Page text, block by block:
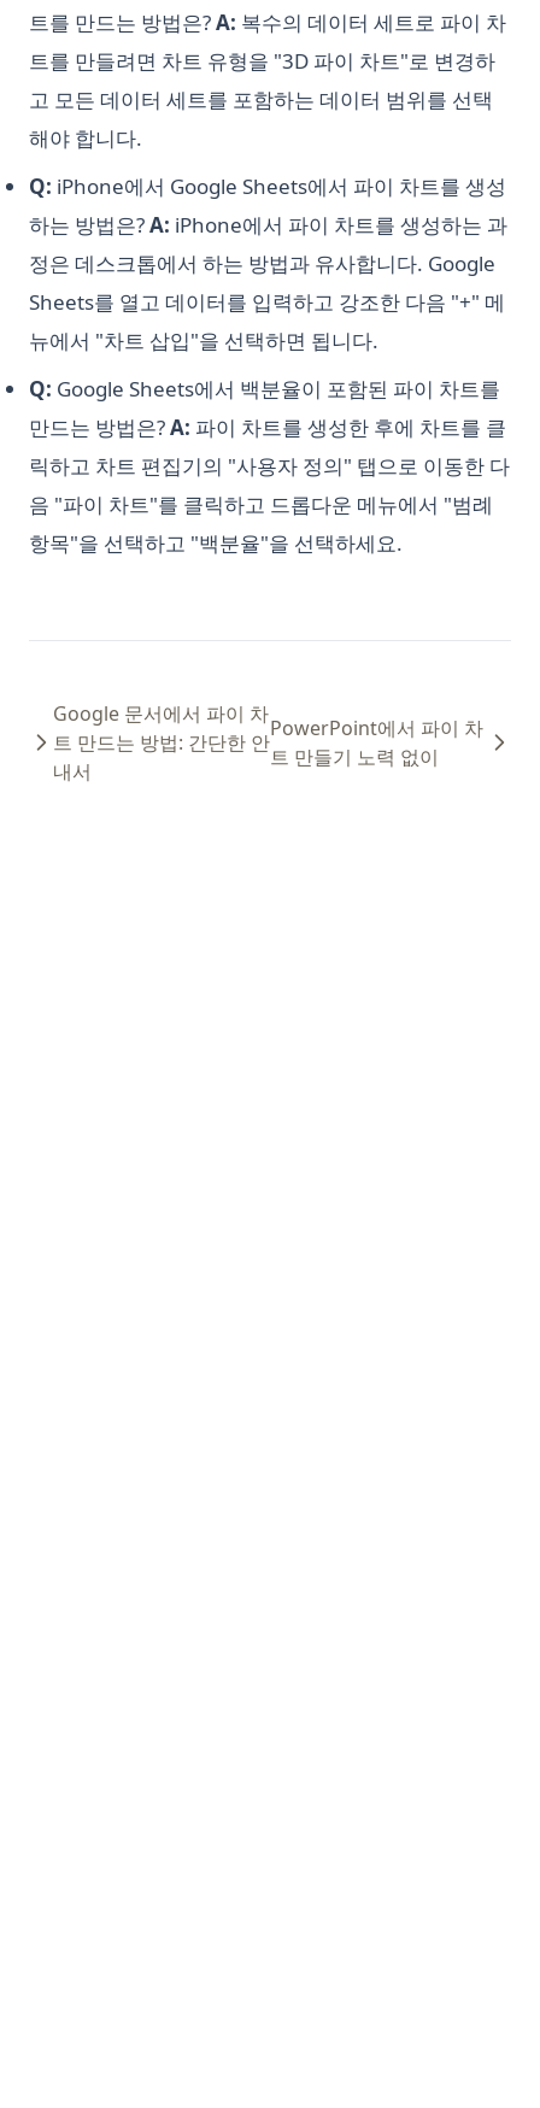
트를 만드는 방법은?A: 복수의 데이터 세트로 파이 차
트를 만들려면 차트 유형을 "3D 파이 차트"로 변경하
고 모든 데이터 세트를 포함하는 데이터 범위를 선택
해야 합니다.
Q: iPhone에서 Google Sheets에서 파이 차트를 생성
하는 방법은?A: iPhone에서 파이 차트를 생성하는 과
정은 데스크톱에서 하는 방법과 유사합니다. Google
Sheets를 열고 데이터를 입력하고 강조한 다음 "+" 메
뉴에서 "차트 삽입"을 선택하면 됩니다.
Q: Google Sheets에서 백분율이 포함된 파이 차트를
만드는 방법은?A: 파이 차트를 생성한 후에 차트를 클
릭하고 차트 편집기의 "사용자 정의" 탭으로 이동한 다
음 "파이 차트"를 클릭하고 드롭다운 메뉴에서 "범례
항목"을 선택하고 "백분율"을 선택하세요.
Google 문서에서 파이 차
트 만드는 방법: 간단한 안
내서
PowerPoint에서 파이 차
트 만들기 노력 없이